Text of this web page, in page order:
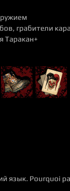
грабители
Таракан+
язык. Pourquoi